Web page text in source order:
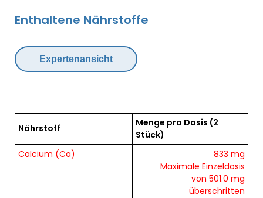
Enthaltene Nährstoffe
Expertenansicht
Übersicht der enthaltenen Nährstoffe pro Dosis
Nährstoff Menge pro Dosis (2
Stück)
Calcium (Ca)
833 mg
Maximale Einzeldosis
von 501.0 mg
überschritten